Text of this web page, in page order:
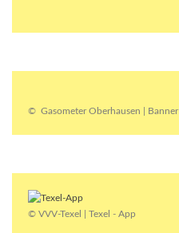
© Gasometer Oberhausen | Banner
© VVV-Texel | Texel - App